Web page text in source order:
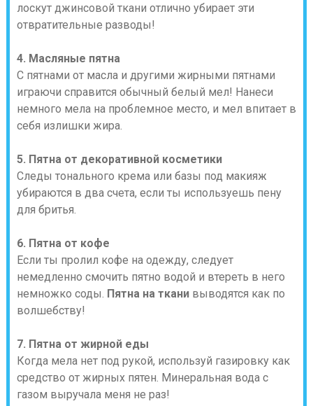
лоскут джинсовой ткани отлично убирает эти
отвратительные разводы!
4. Масляные пятна
С пятнами от масла и другими жирными пятнами
играючи справится обычный белый мел! Нанеси
немного мела на проблемное место, и мел впитает в
себя излишки жира.
5. Пятна от декоративной косметики
Следы тонального крема или базы под макияж
убираются в два счета, если ты используешь пену
для бритья.
6. Пятна от кофе
Если ты пролил кофе на одежду, следует
немедленно смочить пятно водой и втереть в него
немножко соды. Пятна на тканивыводятся как по
волшебству!
7. Пятна от жирной еды
Когда мела нет под рукой, используй газировку как
средство от жирных пятен. Минеральная вода с
газом выручала меня не раз!